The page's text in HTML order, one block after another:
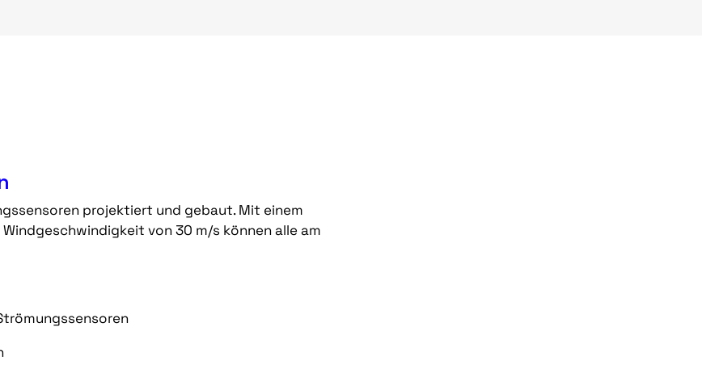
projektiert und gebaut. Mit einem
von 30 m/s können alle am